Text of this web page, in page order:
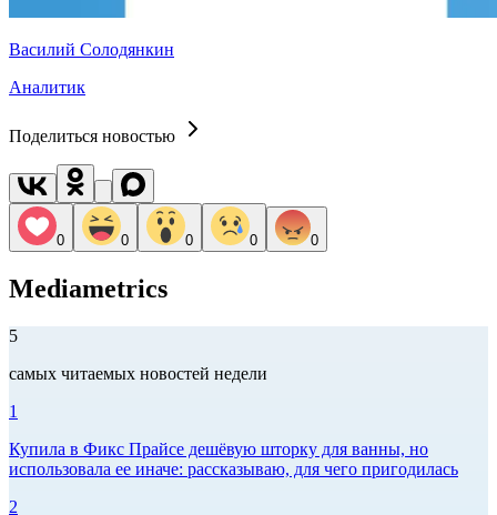
Василий Солодянкин
Аналитик
Поделиться новостью
0 0 0 0 0
Mediametrics
5
самых читаемых новостей недели
1
Купила в Фикс Прайсе дешёвую шторку для ванны, но
использовала ее иначе: рассказываю, для чего пригодилась
2